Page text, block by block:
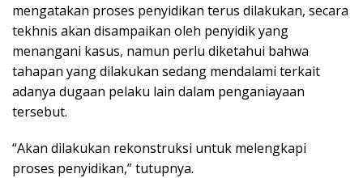
mengatakan proses penyidikan terus dilakukan, secara
tekhnis akan disampaikan oleh penyidik yang
menangani kasus, namun perlu diketahui bahwa
tahapan yang dilakukan sedang mendalami terkait
adanya dugaan pelaku lain dalam penganiayaan
tersebut.
“Akan dilakukan rekonstruksi untuk melengkapi
proses penyidikan,” tutupnya.